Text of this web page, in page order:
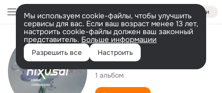
Войти
Мы используем cookie-файлы, чтобы улучшить
сервисы для вас. Если ваш возраст менее 13 лет,
настроить cookie-файлы должен ваш законный
представитель. Больше информации
Разрешить все Настроить
Исполнитель
Ksriaro
1 альбом